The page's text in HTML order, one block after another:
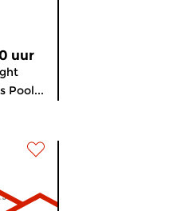
uur
Pool...